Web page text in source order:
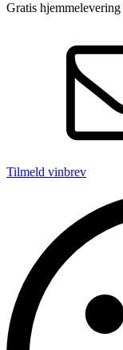
Gratis
Tilmeld vinbrev